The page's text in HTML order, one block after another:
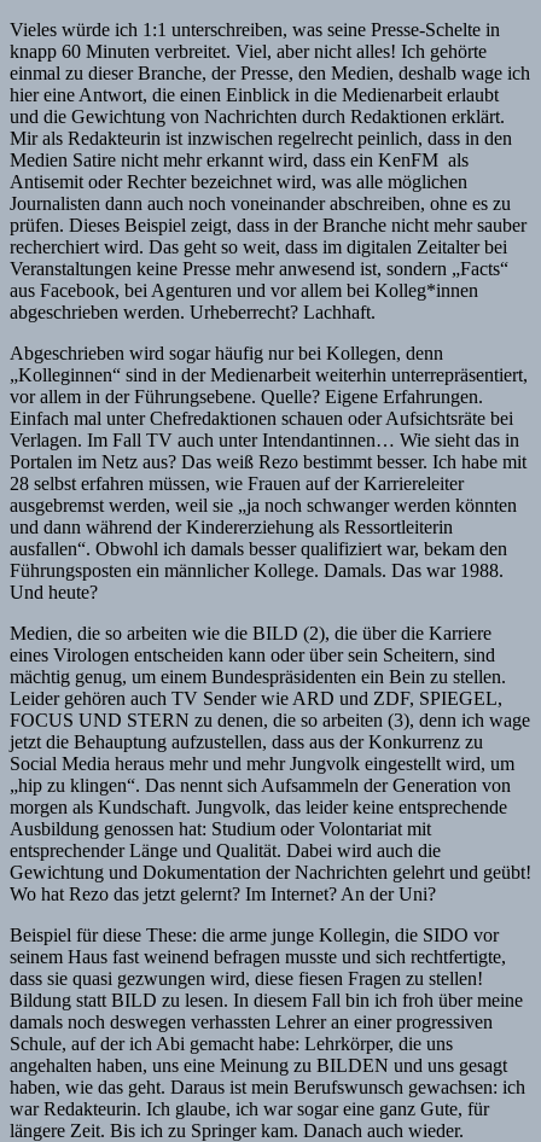
Vieles würde ich 1:1 unterschreiben, was seine Presse-Schelte in
knapp 60 Minuten verbreitet. Viel, aber nicht alles! Ich gehörte
einmal zu dieser Branche, der Presse, den Medien, deshalb wage ich
hier eine Antwort, die einen Einblick in die Medienarbeit erlaubt
und die Gewichtung von Nachrichten durch Redaktionen erklärt.
Mir als Redakteurin ist inzwischen regelrecht peinlich, dass in den
Medien Satire nicht mehr erkannt wird, dass ein KenFM als
Antisemit oder Rechter bezeichnet wird, was alle möglichen
Journalisten dann auch noch voneinander abschreiben, ohne es zu
prüfen. Dieses Beispiel zeigt, dass in der Branche nicht mehr sauber
recherchiert wird. Das geht so weit, dass im digitalen Zeitalter bei
Veranstaltungen keine Presse mehr anwesend ist, sondern „Facts“
aus Facebook, bei Agenturen und vor allem bei Kolleg*innen
abgeschrieben werden. Urheberrecht? Lachhaft.
Abgeschrieben wird sogar häufig nur bei Kollegen, denn
„Kolleginnen“ sind in der Medienarbeit weiterhin unterrepräsentiert,
vor allem in der Führungsebene. Quelle? Eigene Erfahrungen.
Einfach mal unter Chefredaktionen schauen oder Aufsichtsräte bei
Verlagen. Im Fall TV auch unter Intendantinnen… Wie sieht das in
Portalen im Netz aus? Das weiß Rezo bestimmt besser. Ich habe mit
28 selbst erfahren müssen, wie Frauen auf der Karriereleiter
ausgebremst werden, weil sie „ja noch schwanger werden könnten
und dann während der Kindererziehung als Ressortleiterin
ausfallen“. Obwohl ich damals besser qualifiziert war, bekam den
Führungsposten ein männlicher Kollege. Damals. Das war 1988.
Und heute?
Medien, die so arbeiten wie die BILD (2), die über die Karriere
eines Virologen entscheiden kann oder über sein Scheitern, sind
mächtig genug, um einem Bundespräsidenten ein Bein zu stellen.
Leider gehören auch TV Sender wie ARD und ZDF, SPIEGEL,
FOCUS UND STERN zu denen, die so arbeiten (3), denn ich wage
jetzt die Behauptung aufzustellen, dass aus der Konkurrenz zu
Social Media heraus mehr und mehr Jungvolk eingestellt wird, um
„hip zu klingen“. Das nennt sich Aufsammeln der Generation von
morgen als Kundschaft. Jungvolk, das leider keine entsprechende
Ausbildung genossen hat: Studium oder Volontariat mit
entsprechender Länge und Qualität. Dabei wird auch die
Gewichtung und Dokumentation der Nachrichten gelehrt und geübt!
Wo hat Rezo das jetzt gelernt? Im Internet? An der Uni?
Beispiel für diese These: die arme junge Kollegin, die SIDO vor
seinem Haus fast weinend befragen musste und sich rechtfertigte,
dass sie quasi gezwungen wird, diese fiesen Fragen zu stellen!
Bildung statt BILD zu lesen. In diesem Fall bin ich froh über meine
damals noch deswegen verhassten Lehrer an einer progressiven
Schule, auf der ich Abi gemacht habe: Lehrkörper, die uns
angehalten haben, uns eine Meinung zu BILDEN und uns gesagt
haben, wie das geht. Daraus ist mein Berufswunsch gewachsen: ich
war Redakteurin. Ich glaube, ich war sogar eine ganz Gute, für
längere Zeit. Bis ich zu Springer kam. Danach auch wieder.